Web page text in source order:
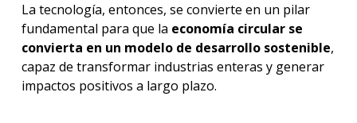
La tecnología, entonces, se convierte en un pilar
fundamental para que la economía circular se
convierta en un modelo de desarrollo sostenible,
capaz de transformar industrias enteras y generar
impactos positivos a largo plazo.